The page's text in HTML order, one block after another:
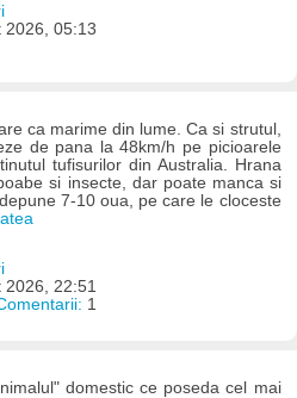
2026, 05:13
ca marime din lume. Ca si strutul,
de pana la 48km/h pe picioarele
tufisurilor din Australia. Hrana
si insecte, dar poate manca si
7-10 oua, pe care le cloceste
2026, 22:51
1
domestic ce poseda cel mai